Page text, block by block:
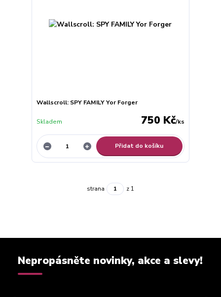
Wallscroll: SPY FAMILY Yor Forger
750 Kč/ks
Skladem
Přidat do košíku
strana z 1
Nepropásněte novinky, akce a slevy!